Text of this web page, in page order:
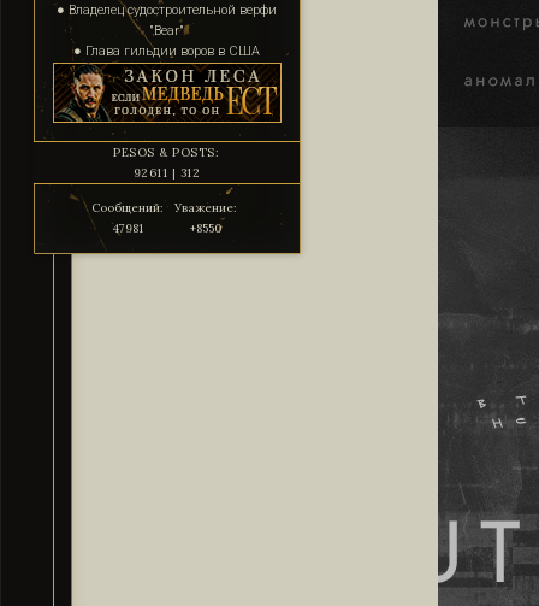
● Владелец судостроительной верфи
"Bear"
● Глава гильдии воров в США
PESOS & POSTS:
92611 | 312
Сообщений:
47981
Уважение:
+8550